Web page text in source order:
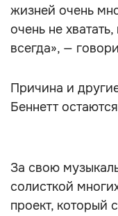
жизней очень
очень не
всегда», —
Причина и
Беннетт
За свою
солисткой
проект, который